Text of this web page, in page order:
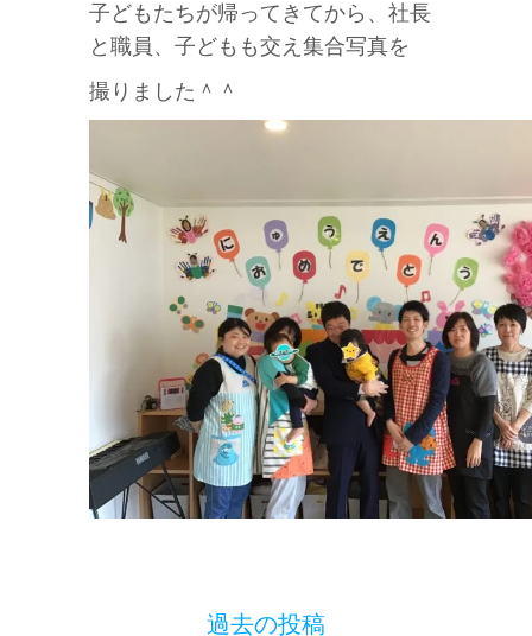
子どもたちが帰ってきてから、社長
と職員、子どもも交え集合写真を
撮りました＾＾
過去の投稿